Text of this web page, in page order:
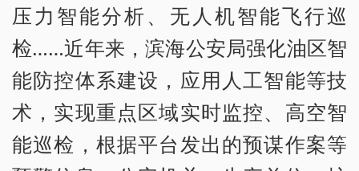
压力智能分析、无人机智能飞行巡
检……近年来，滨海公安局强化油区智
能防控体系建设，应用人工智能等技
术，实现重点区域实时监控、高空智
能巡检，根据平台发出的预谋作案等